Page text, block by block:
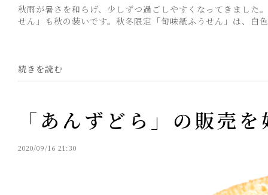
秋雨が暑さを和らげ、少しずつ過ごしやすくなってきました
せん」も秋の装いです。秋冬限定「旬味紙ふうせん」は、白
続きを読む
「あんずどら」の販売
2020/09/16 21:30